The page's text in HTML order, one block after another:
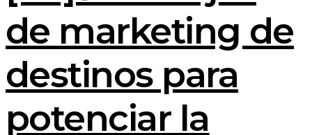
de marketing de
destinos para
potenciar la